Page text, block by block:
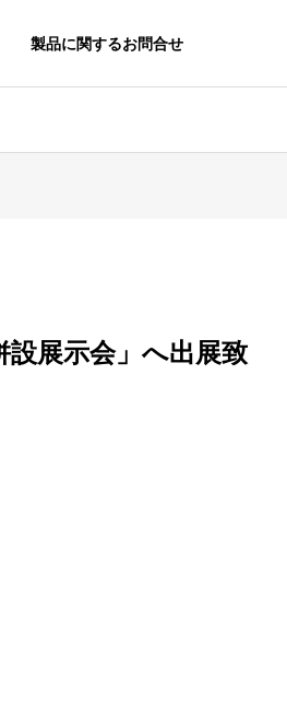
製品に関するお問合せ
設展示会」へ出展致
のご案内